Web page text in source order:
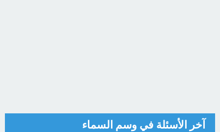
آخر الأسئلة في وسم السماء